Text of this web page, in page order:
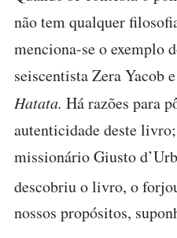
não tem qualquer
menciona-se o exemplo
seiscentista Zera Yacob
Hatata. Há razões para
autenticidade deste
missionário Giusto
descobriu o livro, o
nossos propósitos,